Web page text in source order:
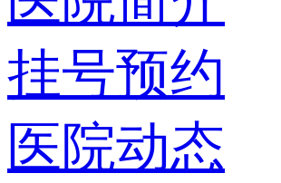
挂号预约
医院动态